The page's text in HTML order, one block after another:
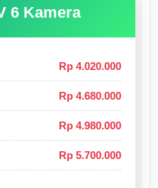
6 Kamera
Rp 4.020.000
Rp 4.680.000
Rp 4.980.000
Rp 5.700.000